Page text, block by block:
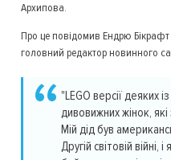
Архипова.
Про це повідомив Ендрю
головний редактор новинного
"LEGO версії деяких
дивовижних жінок,
Мій дід був
Другій світовій